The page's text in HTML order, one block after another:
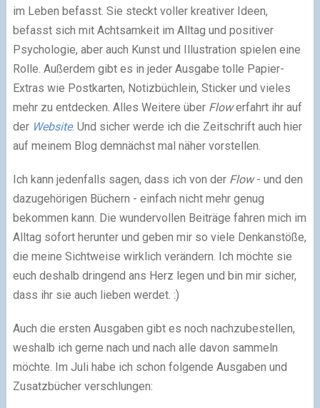
im Leben befasst. Sie steckt voller kreativer Ideen,
befasst sich mit Achtsamkeit im Alltag und positiver
Psychologie, aber auch Kunst und Illustration spielen eine
Rolle. Außerdem gibt es in jeder Ausgabe tolle Papier-
Extras wie Postkarten, Notizbüchlein, Sticker und vieles
mehr zu entdecken. Alles Weitere über Flowerfahrt ihr auf
der Website. Und sicher werde ich die Zeitschrift auch hier
auf meinem Blog demnächst mal näher vorstellen.
Ich kann jedenfalls sagen, dass ich von der Flow- und den
dazugehörigen Büchern - einfach nicht mehr genug
bekommen kann. Die wundervollen Beiträge fahren mich im
Alltag sofort herunter und geben mir so viele Denkanstöße,
die meine Sichtweise wirklich verändern. Ich möchte sie
euch deshalb dringend ans Herz legen und bin mir sicher,
dass ihr sie auch lieben werdet. :)
Auch die ersten Ausgaben gibt es noch nachzubestellen,
weshalb ich gerne nach und nach alle davon sammeln
möchte. Im Juli habe ich schon folgende Ausgaben und
Zusatzbücher verschlungen: